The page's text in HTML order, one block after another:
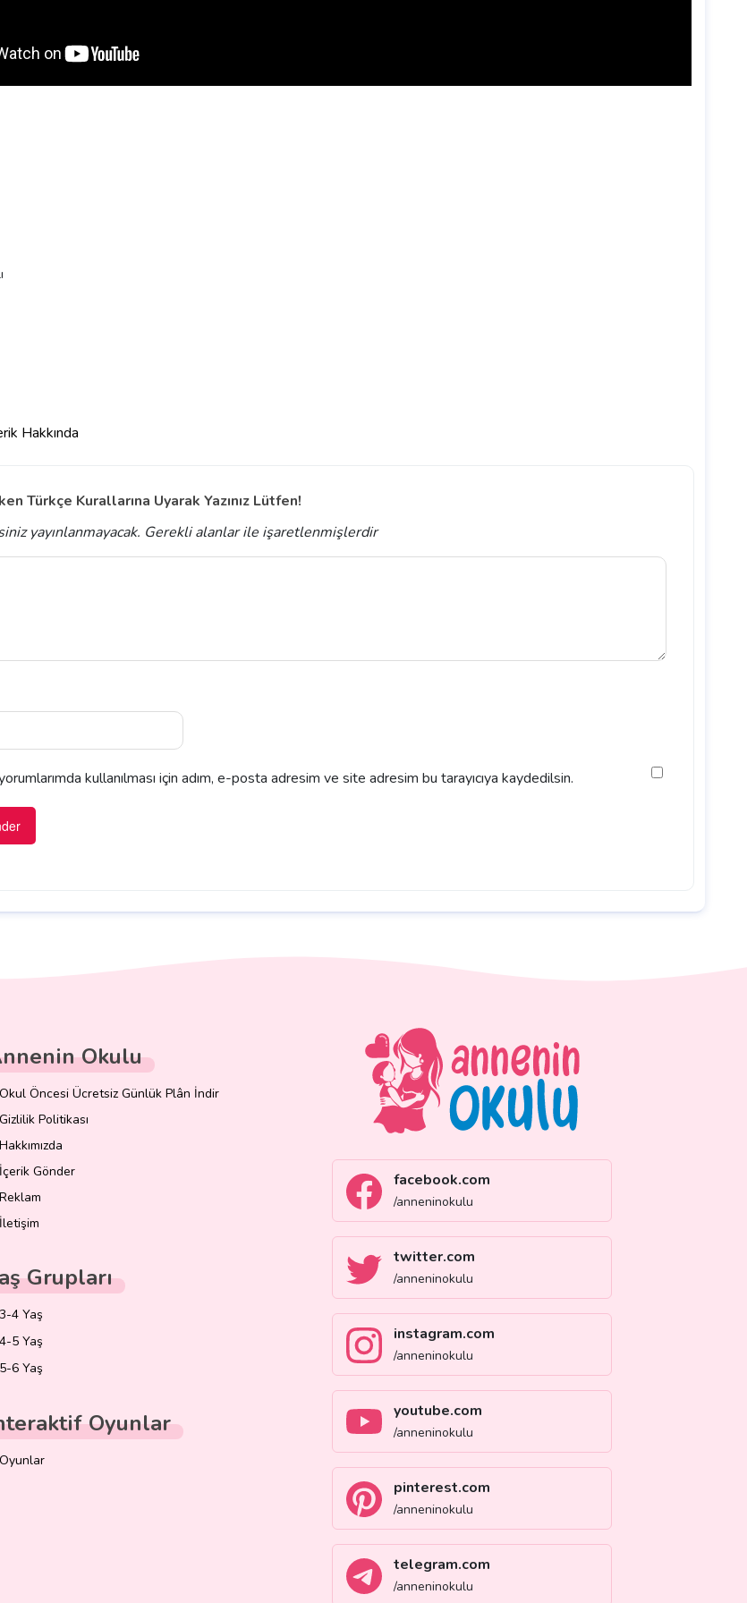
Hakkında
Türkçe Kurallarına Uyarak Yazınız Lütfen!
yayınlanmayacak. Gerekli alanlarile işaretlenmişlerdir
kullanılması için adım, e-posta adresim ve site adresim bu tarayıcıya kaydedilsin.
Okulu
Okul Öncesi Ücretsiz Günlük Plân İndir
Gizlilik Politikası
Hakkımızda
İçerik Gönder
Reklam
İletişim
Grupları
3-4 Yaş
4-5 Yaş
5-6 Yaş
Oyunlar
Oyunlar
facebook.com
/anneninokulu
twitter.com
/anneninokulu
instagram.com
/anneninokulu
youtube.com
/anneninokulu
pinterest.com
/anneninokulu
telegram.com
/anneninokulu